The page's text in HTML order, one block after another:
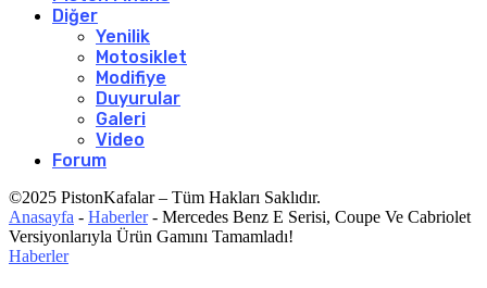
Diğer
Yenilik
Motosiklet
Modifiye
Duyurular
Galeri
Video
Forum
©2025 PistonKafalar – Tüm Hakları Saklıdır.
Anasayfa - Haberler- Mercedes Benz E Serisi, Coupe Ve Cabriolet
Versiyonlarıyla Ürün Gamını Tamamladı!
Haberler